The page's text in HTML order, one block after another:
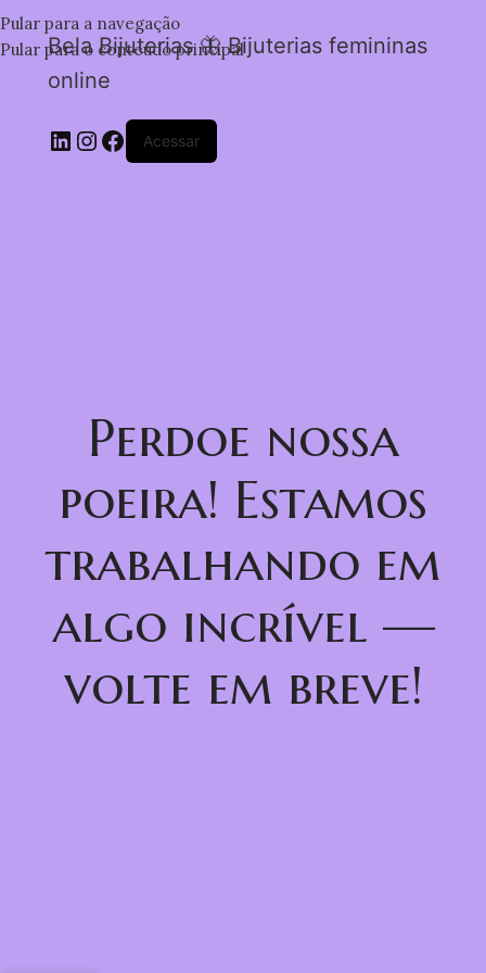
Pular para a navegação
Pular para o conteúdo principal
Bela Bijuterias 🦋 Bijuterias femininas
online
Acessar
Perdoe nossa
poeira! Estamos
trabalhando em
algo incrível —
volte em breve!